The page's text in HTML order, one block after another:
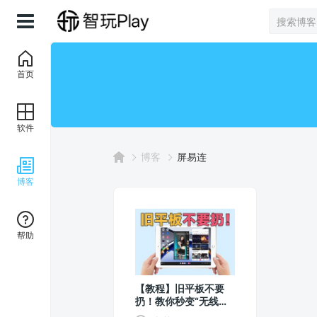
博客 屏易连
【教程】旧平板不要
扔！教你秒变“无线串
流便携屏”！
首页
软件
博客
帮助